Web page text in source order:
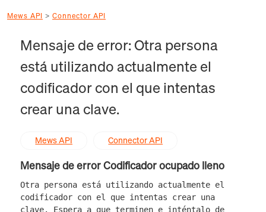
Mews API Connector API
Mensaje de error: Otra persona
está utilizando actualmente el
codificador con el que intentas
crear una clave.
Mews API Connector API
Mensaje de error Codificador ocupado lleno
Otra persona está utilizando actualmente el
codificador con el que intentas crear una
clave. Espera a que terminen e inténtalo de